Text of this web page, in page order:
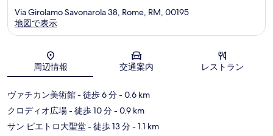
地図
Via Girolamo Savonarola 38, Rome, RM, 00195
地図で表示
周辺情報 交通案内 レストラン
ヴァチカン美術館- 徒歩 6 分- 0.6 km
クロディオ広場- 徒歩 10 分- 0.9 km
サン ピエトロ大聖堂- 徒歩 13 分- 1.1 km